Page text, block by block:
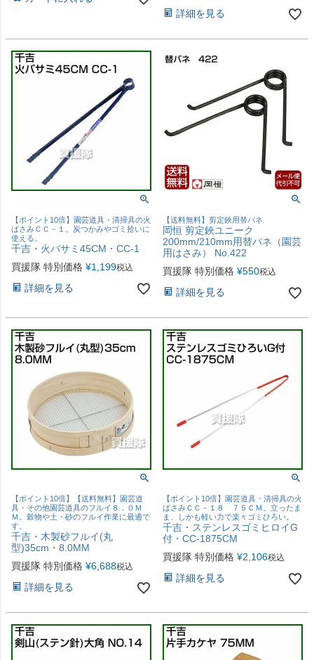
詳細を見る
【ポイント10倍】園芸道具・清掃具の火
ばさみＣＣ－１。炭つかみやゴミ拾いに
使える。
千吉・火バサミ45CM・CC-1
買援隊 特別価格 ¥1,199税込
詳細を見る
【送料無料】剪定鋏用替バネ
岡恒 剪定鋏ユニーク
200mm/210mm用替バネ（園芸
用はさみ） No.422
買援隊 特別価格 ¥550税込
詳細を見る
【ポイント10倍】【送料無料】園芸道
具・その他園芸道具のフルイ８．０Ｍ
Ｍ。穀物や土・砂のフルイ作業に最適で
す。
千吉・木製砂フルイ(丸
型)35cm・8.0MM
買援隊 特別価格 ¥6,688税込
詳細を見る
【ポイント10倍】園芸道具・清掃具の火
ばさみＣＣ－１８ ７５ＣＭ。立ったま
ま、しかも軽い力で楽々ゴミひろい。
千吉・ステンレスゴミヒロイG
付・CC-1875CM
買援隊 特別価格 ¥2,106税込
詳細を見る